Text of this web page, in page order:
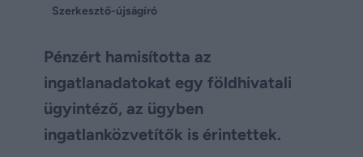
Szerkesztő-újságíró
Pénzért hamisította az
ingatlanadatokat egy földhivatali
ügyintéző, az ügyben
ingatlanközvetítők is érintettek.